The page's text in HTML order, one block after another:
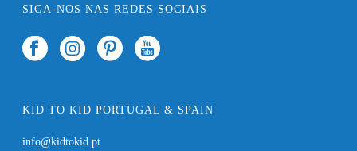
SIGA-NOS NAS REDES SOCIAIS
KID TO KID PORTUGAL & SPAIN
info@kidtokid.pt